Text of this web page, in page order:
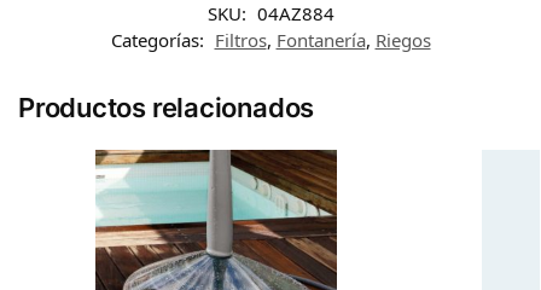
SKU: 04AZ884
Categorías: Filtros, Fontanería, Riegos
Productos relacionados